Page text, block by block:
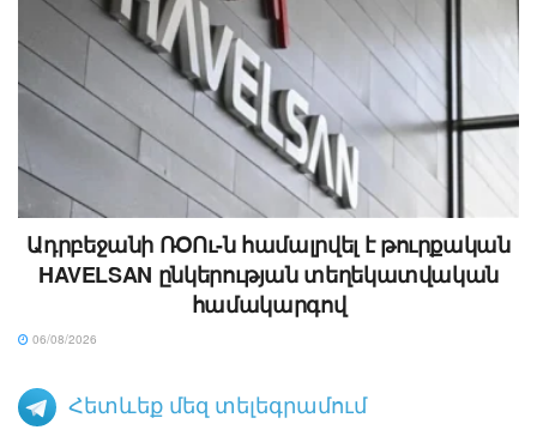
Ադրբեջանի ՌՕՈւ-ն համալրվել է թուրքական
HAVELSAN ընկերության տեղեկատվական
համակարգով
06/08/2026
Հետևեք մեզ տելեգրամում